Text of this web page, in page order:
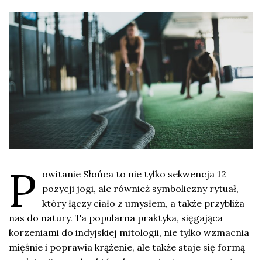
P
owitanie Słońca to nie tylko sekwencja 12
pozycji jogi, ale również symboliczny rytuał,
który łączy ciało z umysłem, a także przybliża
nas do natury. Ta popularna praktyka, sięgająca
korzeniami do indyjskiej mitologii, nie tylko wzmacnia
mięśnie i poprawia krążenie, ale także staje się formą